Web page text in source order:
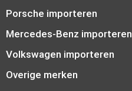
Porsche importeren
Mercedes-Benz importeren
Volkswagen importeren
Overige merken